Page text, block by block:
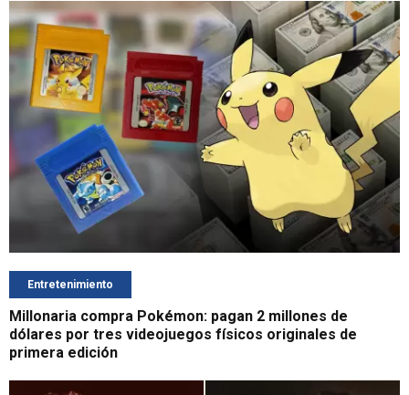
Entretenimiento
Millonaria compra Pokémon: pagan 2 millones de
dólares por tres videojuegos físicos originales de
primera edición